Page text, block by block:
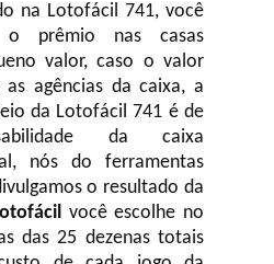
na Lotofácil 741, você
o prêmio nas casas
valor, caso o valor
agências da caixa, a
da Lotofácil 741 é de
da caixa
nós do ferramentas
o resultado da
você escolhe no
das 25 dezenas totais